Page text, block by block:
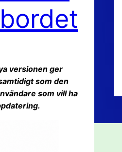
versionen ger
som den
som vill ha